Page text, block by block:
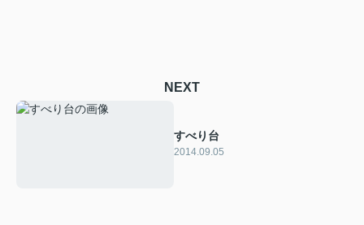
NEXT
すべり台
2014.09.05